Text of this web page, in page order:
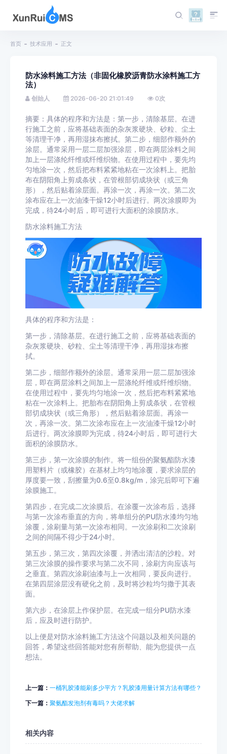
首页 技术应用 正文
防水涂料施工方法（非固化橡胶沥青防水涂料施工方
法）
创始人 2026-06-20 21:01:49 0次
摘要：具体的程序和方法是：第一步，清除基层。在进
行施工之前，应将基础表面的杂灰浆硬块、砂粒、尘土
等清理干净，再用湿抹布擦拭。第二步，细部作额外的
涂层。通常采用一层二层加强涂层，即在两层涂料之间
加上一层涤纶纤维或纤维织物。在使用过程中，要先均
匀地涂一次，然后把布料紧紧地粘在一次涂料上。把胎
布在阴阳角上剪成条状，在管根部切成块状（或三角
形），然后贴着涂层面。再涂一次，再涂一次。第二次
涂布应在上一次油漆干燥12小时后进行。两次涂膜即为
完成，待24小时后，即可进行大面积的涂膜防水。
防水涂料施工方法
具体的程序和方法是：
第一步，清除基层。在进行施工之前，应将基础表面的
杂灰浆硬块、砂粒、尘土等清理干净，再用湿抹布擦
拭。
第二步，细部作额外的涂层。通常采用一层二层加强涂
层，即在两层涂料之间加上一层涤纶纤维或纤维织物。
在使用过程中，要先均匀地涂一次，然后把布料紧紧地
粘在一次涂料上。把胎布在阴阳角上剪成条状，在管根
部切成块状（或三角形），然后贴着涂层面。再涂一
次，再涂一次。第二次涂布应在上一次油漆干燥12小时
后进行。两次涂膜即为完成，待24小时后，即可进行大
面积的涂膜防水。
第三步，第一次涂膜的制作。将一组份的聚氨酯防水漆
用塑料片（或橡胶）在基材上均匀地涂覆，要求涂层的
厚度要一致，刮擦量为0.6至0.8kg/m，涂完后即可下遍
涂膜施工。
第四步，在完成二次涂膜后。在涂覆一次涂布后，选择
与第一次涂布垂直的方向，将单组分的PU防水漆均匀地
涂覆，涂刷量与第一次涂布相同。一次涂刷和二次涂刷
之间的间隔不得少于24小时。
第五步，第三次，第四次涂覆，并洒出清洁的沙粒。对
第三次涂膜的操作要求与第二次不同，涂刷方向应该与
之垂直。第四次涂刷油漆与上一次相同，要反向进行。
在第四层涂层没有硬化之前，及时将沙粒均匀撒于其表
面。
第六步，在涂层上作保护层。在完成一组分PU防水漆
后，应及时进行防护。
以上便是对防水涂料施工方法这个问题以及相关问题的
回答，希望这些回答能对您有所帮助、能为您提供一点
想法。
上一篇： 一桶乳胶漆能刷多少平方？乳胶漆用量计算方法有哪些？
下一篇： 聚氨酯发泡剂有毒吗？大佬求解
相关内容